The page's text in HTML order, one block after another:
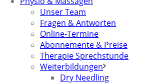
Unser Team
Fragen & Antworten
Online-Termine
Abonnemente & Preise
Therapie Sprechstunde
Weiterbildungen
Dry Needling